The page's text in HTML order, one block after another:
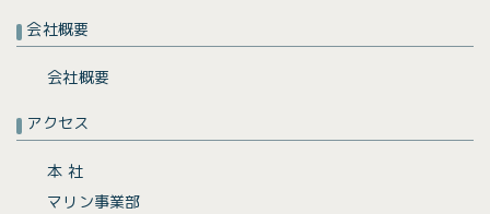
会社概要
会社概要
アクセス
本 社
マリン事業部